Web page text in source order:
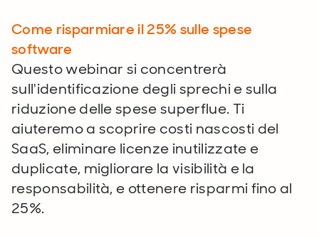
Come risparmiare il 25% sulle spese
software
Questo webinar si concentrerà
sull'identificazione degli sprechi e sulla
riduzione delle spese superflue. Ti
aiuteremo a scoprire costi nascosti del
SaaS, eliminare licenze inutilizzate e
duplicate, migliorare la visibilità e la
responsabilità, e ottenere risparmi fino al
25%.